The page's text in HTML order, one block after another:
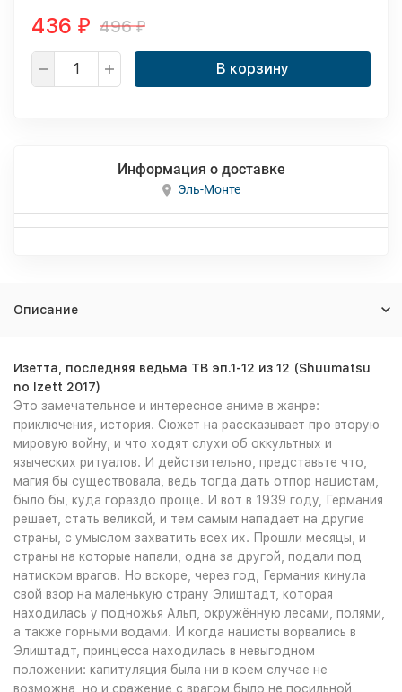
436 ₽ 496₽
В корзину
Информация о доставке
Эль-Монте
Описание
Изетта, последняя ведьма ТВ эп.1-12 из 12 (Shuumatsu
no Izett 2017)
Это замечательное и интересное аниме в жанре:
приключения, история. Сюжет на рассказывает про вторую
мировую войну, и что ходят слухи об оккультных и
языческих ритуалов. И действительно, представьте что,
магия бы существовала, ведь тогда дать отпор нацистам,
было бы, куда гораздо проще. И вот в 1939 году, Германия
решает, стать великой, и тем самым нападает на другие
страны, с умыслом захватить всех их. Прошли месяцы, и
страны на которые напали, одна за другой, подали под
натиском врагов. Но вскоре, через год, Германия кинула
свой взор на маленькую страну Элиштадт, которая
находилась у подножья Альп, окружённую лесами, полями,
а также горными водами. И когда нацисты ворвались в
Элиштадт, принцесса находилась в невыгодном
положении: капитуляция была ни в коем случае не
возможна, но и сражение с врагом было не посильной